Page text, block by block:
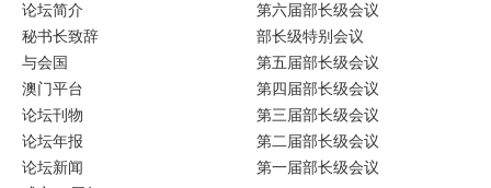
论坛简介
秘书长致辞
与会国
澳门平台
论坛刊物
论坛年报
论坛新闻
第六届部长级会议
部长级特别会议
第五届部长级会议
第四届部长级会议
第三届部长级会议
第二届部长级会议
第一届部长级会议